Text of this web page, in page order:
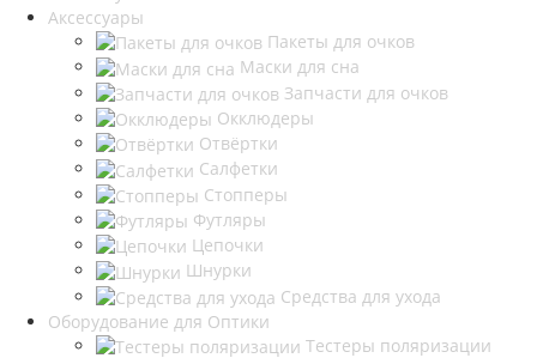
Аксессуары
Пакеты для очков
Маски для сна
Запчасти для очков
Окклюдеры
Отвёртки
Салфетки
Стопперы
Футляры
Цепочки
Шнурки
Средства для ухода
Оборудование для Оптики
Тестеры поляризации